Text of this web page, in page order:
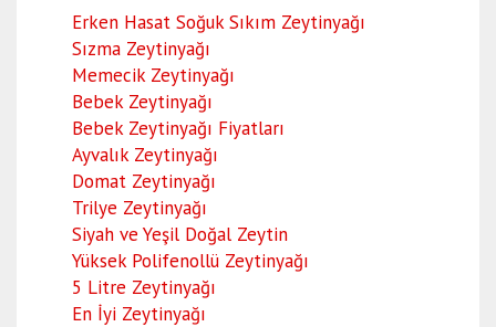
Erken Hasat Soğuk Sıkım Zeytinyağı
Sızma Zeytinyağı
Memecik Zeytinyağı
Bebek Zeytinyağı
Bebek Zeytinyağı Fiyatları
Ayvalık Zeytinyağı
Domat Zeytinyağı
Trilye Zeytinyağı
Siyah ve Yeşil Doğal Zeytin
Yüksek Polifenollü Zeytinyağı
5 Litre Zeytinyağı
En İyi Zeytinyağı